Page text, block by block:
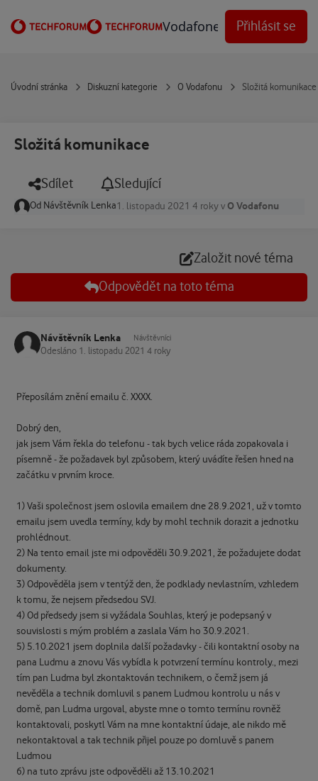
Vodafone Techforum
Přihlásit se
Úvodní stránka Diskuzní kategorie O Vodafonu Složitá komunikace
Složitá komunikace
Sdílet Sledující
Od Návštěvník Lenka1. listopadu 2021 4 rokyv O Vodafonu
Založit nové téma
Odpovědět na toto téma
Návštěvník Lenka Návštěvníci
Odesláno 1. listopadu 2021 4 roky
Přeposílám znění emailu č. XXXX.
Dobrý den,
jak jsem Vám řekla do telefonu - tak bych velice ráda zopakovala i
písemně - že požadavek byl způsobem, který uvádíte řešen hned na
začátku v prvním kroce.
1) Vaši společnost jsem oslovila emailem dne 28.9.2021, už v tomto
emailu jsem uvedla termíny, kdy by mohl technik dorazit a jednotku
prohlédnout.
2) Na tento email jste mi odpověděli 30.9.2021, že požadujete dodat
dokumenty.
3) Odpověděla jsem v tentýž den, že podklady nevlastním, vzhledem
k tomu, že nejsem předsedou SVJ.
4) Od předsedy jsem si vyžádala Souhlas, který je podepsaný v
souvislosti s mým problém a zaslala Vám ho 30.9.2021.
5) 5.10.2021 jsem doplnila další požadavky - čili kontaktní osoby na
pana Ludmu a znovu Vás vybídla k potvrzení termínu kontroly., mezi
tím pan Ludma byl zkontaktován technikem, o čemž jsem já
nevěděla a technik domluvil s panem Ludmou kontrolu u nás v
domě, pan Ludma urgoval, abyste mne o tomto termínu rovněž
kontaktovali, poskytl Vám na mne kontaktní údaje, ale nikdo mě
nekontaktoval a tak technik přijel pouze po domluvě s panem
Ludmou
6) na tuto zprávu jste odpověděli až 13.10.2021